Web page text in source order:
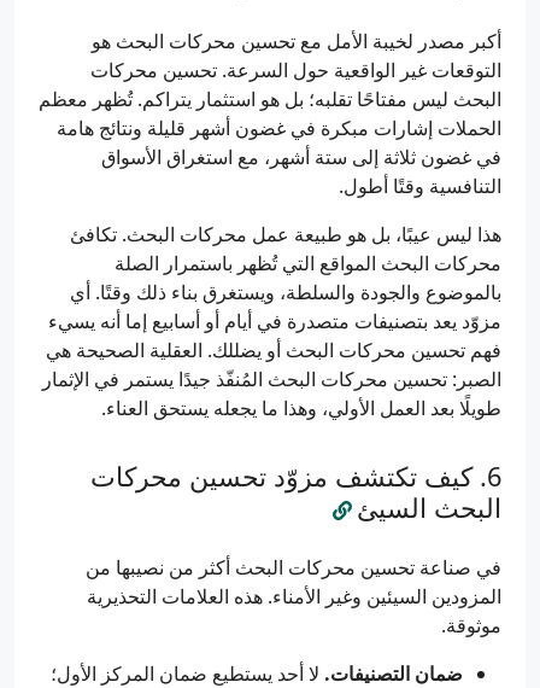
أكبر مصدر لخيبة الأمل مع تحسين محركات البحث هو
التوقعات غير الواقعية حول السرعة. تحسين محركات
البحث ليس مفتاحًا تقلبه؛ بل هو استثمار يتراكم. تُظهر معظم
الحملات إشارات مبكرة في غضون أشهر قليلة ونتائج هامة
في غضون ثلاثة إلى ستة أشهر، مع استغراق الأسواق
التنافسية وقتًا أطول.
هذا ليس عيبًا، بل هو طبيعة عمل محركات البحث. تكافئ
محركات البحث المواقع التي تُظهر باستمرار الصلة
بالموضوع والجودة والسلطة، ويستغرق بناء ذلك وقتًا. أي
مزوّد يعد بتصنيفات متصدرة في أيام أو أسابيع إما أنه يسيء
فهم تحسين محركات البحث أو يضللك. العقلية الصحيحة هي
الصبر: تحسين محركات البحث المُنفّذ جيدًا يستمر في الإثمار
طويلًا بعد العمل الأولي، وهذا ما يجعله يستحق العناء.
كيف تكتشف مزوّد تحسين محركات
البحث السيئ
في صناعة تحسين محركات البحث أكثر من نصيبها من
المزودين السيئين وغير الأمناء. هذه العلامات التحذيرية
موثوقة.
ضمان التصنيفات. لا أحد يستطيع ضمان المركز الأول؛